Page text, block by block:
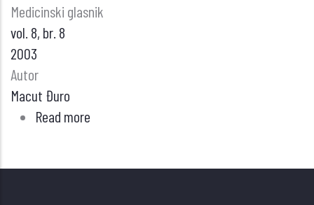
Medicinski glasnik
vol. 8, br. 8
2003
Autor
Macut Đuro
Read more